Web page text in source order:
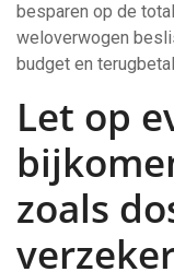
besparen op de
weloverwogen
budget en
Let op
zoals